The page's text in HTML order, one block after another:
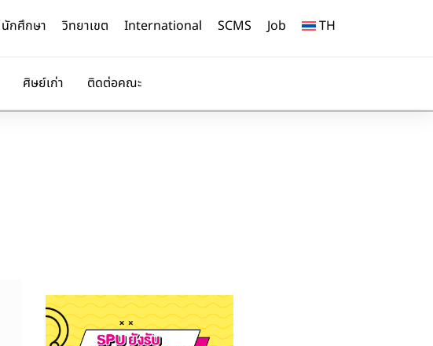
นักศึกษา วิทยาเขต International SCMS Job TH
ศิษย์เก่า ติดต่อคณะ